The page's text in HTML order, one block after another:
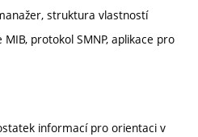
struktura vlastností
protokol SMNP, aplikace pro
informací pro orientaci v